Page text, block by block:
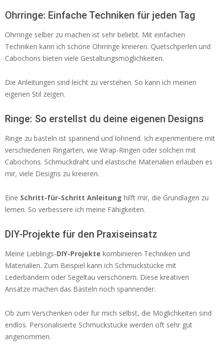
Ohrringe: Einfache Techniken für jeden Tag
Ohrringe selber zu machen ist sehr beliebt. Mit einfachen
Techniken kann ich schöne Ohrringe kreieren. Quetschperlen und
Cabochons bieten viele Gestaltungsmöglichkeiten.
Die Anleitungen sind leicht zu verstehen. So kann ich meinen
eigenen Stil zeigen.
Ringe: So erstellst du deine eigenen Designs
Ringe zu basteln ist spannend und lohnend. Ich experimentiere mit
verschiedenen Ringarten, wie Wrap-Ringen oder solchen mit
Cabochons. Schmuckdraht und elastische Materialien erlauben es
mir, viele Designs zu kreieren.
Eine Schritt-für-Schritt Anleitung hilft mir, die Grundlagen zu
lernen. So verbessere ich meine Fähigkeiten.
DIY-Projekte für den Praxiseinsatz
Meine Lieblings-DIY-Projekte kombinieren Techniken und
Materialien. Zum Beispiel kann ich Schmuckstücke mit
Lederbändern oder Segeltau verschönern. Diese kreativen
Ansätze machen das Basteln noch spannender.
Ob zum Verschenken oder für mich selbst, die Möglichkeiten sind
endlos. Personalisierte Schmuckstücke werden oft sehr gut
angenommen.